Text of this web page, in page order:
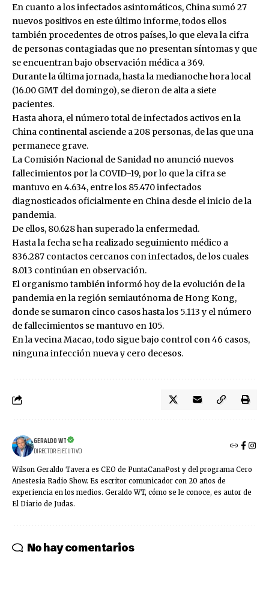
En cuanto a los infectados asintomáticos, China sumó 27
nuevos positivos en este último informe, todos ellos
también procedentes de otros países, lo que eleva la cifra
de personas contagiadas que no presentan síntomas y que
se encuentran bajo observación médica a 369.
Durante la última jornada, hasta la medianoche hora local
(16.00 GMT del domingo), se dieron de alta a siete
pacientes.
Hasta ahora, el número total de infectados activos en la
China continental asciende a 208 personas, de las que una
permanece grave.
La Comisión Nacional de Sanidad no anunció nuevos
fallecimientos por la COVID-19, por lo que la cifra se
mantuvo en 4.634, entre los 85.470 infectados
diagnosticados oficialmente en China desde el inicio de la
pandemia.
De ellos, 80.628 han superado la enfermedad.
Hasta la fecha se ha realizado seguimiento médico a
836.287 contactos cercanos con infectados, de los cuales
8.013 continúan en observación.
El organismo también informó hoy de la evolución de la
pandemia en la región semiautónoma de Hong Kong,
donde se sumaron cinco casos hasta los 5.113 y el número
de fallecimientos se mantuvo en 105.
En la vecina Macao, todo sigue bajo control con 46 casos,
ninguna infección nueva y cero decesos.
GERALDO WT
DIRECTOR EJECUTIVO
Wilson Geraldo Tavera es CEO de PuntaCanaPost y del programa Cero
Anestesia Radio Show. Es escritor comunicador con 20 años de
experiencia en los medios. Geraldo WT, cómo se le conoce, es autor de
El Diario de Judas.
No hay comentarios